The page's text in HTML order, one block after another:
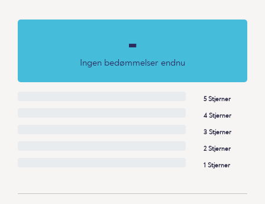
-
Ingen bedømmelser endnu
5 Stjerner
4 Stjerner
3 Stjerner
2 Stjerner
1 Stjerner